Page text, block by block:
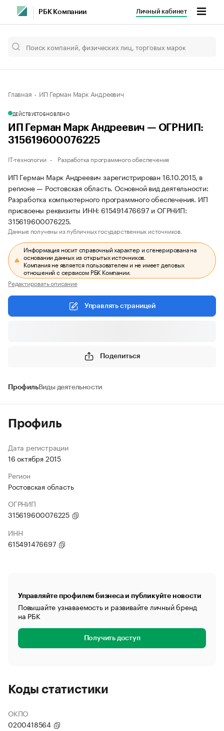
РБК Компании Личный кабинет
Главная ИП Герман Марк Андреевич
ДЕЙСТВУЕТОБНОВЛЕНО
ИП Герман Марк Андреевич — ОГРНИП:
315619600076225
IT-технологии Разработка программного обеспечения
ИП Герман Марк Андреевич зарегистрирован 16.10.2015, в
регионе — Ростовская область. Основной вид деятельности:
Разработка компьютерного программного обеспечения. ИП
присвоены реквизиты ИНН: 615491476697 и ОГРНИП:
315619600076225.
Данные получены из публичных государственных источников.
Информация носит справочный характер и сгенерирована на
основании данных из открытых источников.
Компания не является пользователем и не имеет деловых
отношений с сервисом РБК Компании.
Редактировать описание
Управлять страницей
Поделиться
ПрофильВиды деятельности
Профиль
Дата регистрации
16 октября 2015
Регион
Ростовская область
ОГРНИП
315619600076225
ИНН
615491476697
Управляйте профилем бизнеса и публикуйте новости
Повышайте узнаваемость и развивайте личный бренд
на РБК
Получить доступ
Коды статистики
ОКПО
0200418564